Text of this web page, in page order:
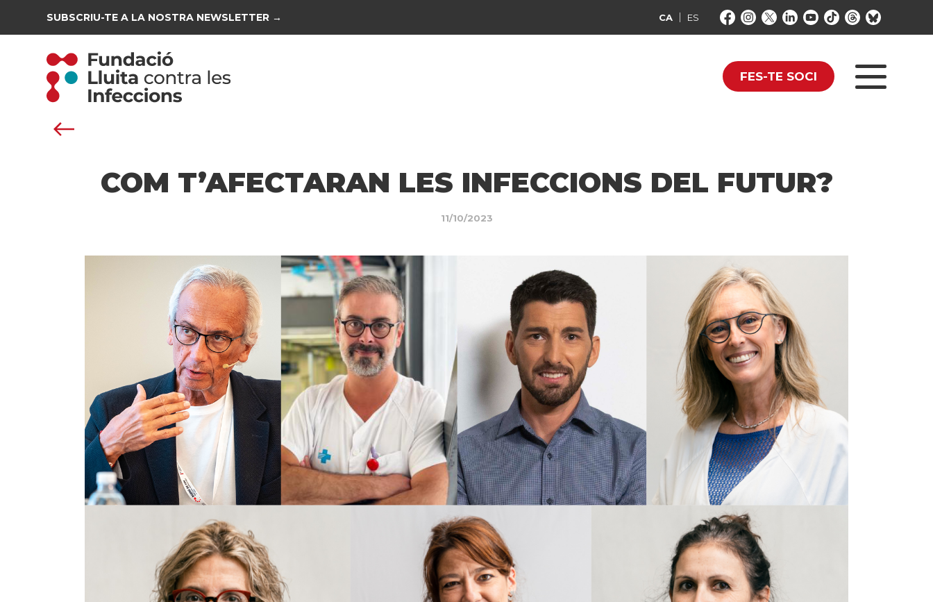
SUBSCRIU-TE A LA NOSTRA NEWSLETTER → CA ES
FES-TE SOCI
COM T’AFECTARAN LES INFECCIONS DEL FUTUR?
11/10/2023